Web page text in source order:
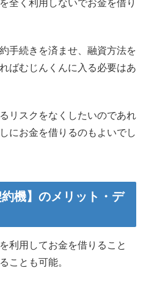
全く利用しないでお金を借り
手続きを済ませ、融資方法を
ばむじんくんに入る必要はあ
リスクをなくしたいのであれ
にお金を借りるのもよいでし
機】のメリット・デ
利用してお金を借りること
ことも可能。